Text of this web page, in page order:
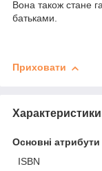
Вона також стане
батьками.
Приховати
Характеристики
Основні атрибути
ISBN